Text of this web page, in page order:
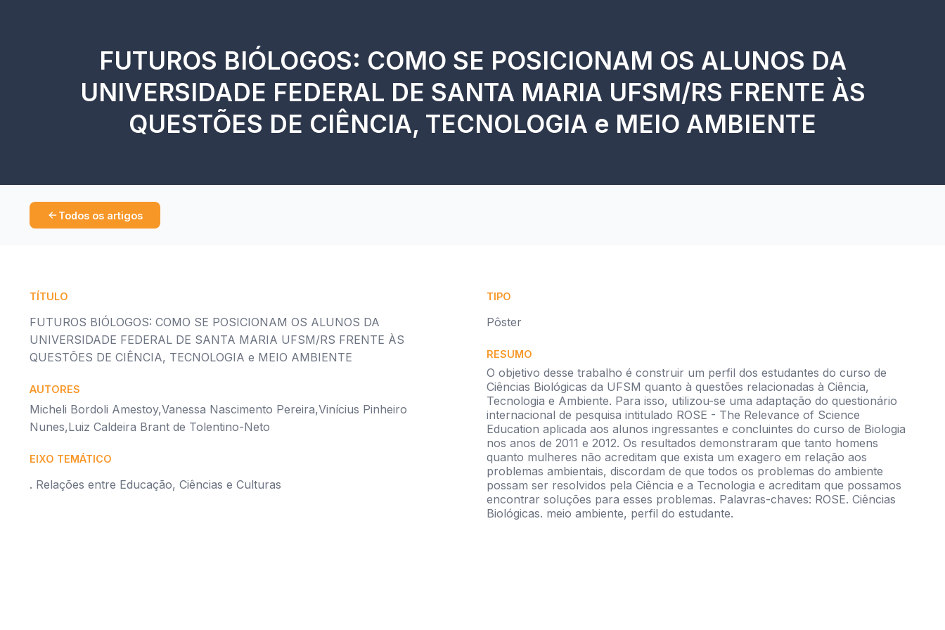
FUTUROS BIÓLOGOS: COMO SE POSICIONAM OS ALUNOS DA
UNIVERSIDADE FEDERAL DE SANTA MARIA UFSM/RS FRENTE ÀS
QUESTÕES DE CIÊNCIA, TECNOLOGIA e MEIO AMBIENTE
Todos os artigos
TÍTULO
FUTUROS BIÓLOGOS: COMO SE POSICIONAM OS ALUNOS DA
UNIVERSIDADE FEDERAL DE SANTA MARIA UFSM/RS FRENTE ÀS
QUESTÕES DE CIÊNCIA, TECNOLOGIA e MEIO AMBIENTE
AUTORES
Micheli Bordoli Amestoy,Vanessa Nascimento Pereira,Vinícius Pinheiro
Nunes,Luiz Caldeira Brant de Tolentino-Neto
EIXO TEMÁTICO
. Relações entre Educação, Ciências e Culturas
TIPO
Pôster
RESUMO
O objetivo desse trabalho é construir um perfil dos estudantes do curso de
Ciências Biológicas da UFSM quanto à questões relacionadas à Ciência,
Tecnologia e Ambiente. Para isso, utilizou-se uma adaptação do questionário
internacional de pesquisa intitulado ROSE - The Relevance of Science
Education aplicada aos alunos ingressantes e concluintes do curso de Biologia
nos anos de 2011 e 2012. Os resultados demonstraram que tanto homens
quanto mulheres não acreditam que exista um exagero em relação aos
problemas ambientais, discordam de que todos os problemas do ambiente
possam ser resolvidos pela Ciência e a Tecnologia e acreditam que possamos
encontrar soluções para esses problemas. Palavras-chaves: ROSE. Ciências
Biológicas. meio ambiente, perfil do estudante.